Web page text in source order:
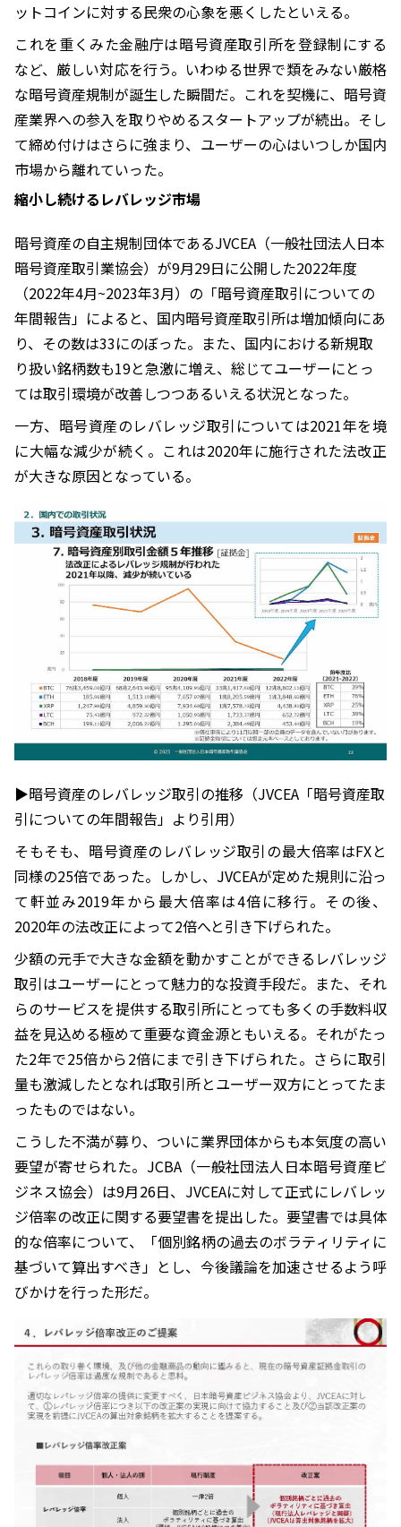
ットコインに対する民衆の心象を悪くしたといえる。
これを重くみた金融庁は暗号資産取引所を登録制にする
など、厳しい対応を行う。いわゆる世界で類をみない厳格
な暗号資産規制が誕生した瞬間だ。これを契機に、暗号資
産業界への参入を取りやめるスタートアップが続出。そし
て締め付けはさらに強まり、ユーザーの心はいつしか国内
市場から離れていった。
縮小し続けるレバレッジ市場
暗号資産の自主規制団体であるJVCEA（一般社団法人日本
暗号資産取引業協会）が9月29日に公開した2022年度
（2022年4月~2023年3月）の「暗号資産取引についての
年間報告」によると、国内暗号資産取引所は増加傾向にあ
り、その数は33にのぼった。また、国内における新規取
り扱い銘柄数も19と急激に増え、総じてユーザーにとっ
ては取引環境が改善しつつあるいえる状況となった。
一方、暗号資産のレバレッジ取引については2021年を境
に大幅な減少が続く。これは2020年に施行された法改正
が大きな原因となっている。
▶︎暗号資産のレバレッジ取引の推移（JVCEA「暗号資産取
引についての年間報告」より引用）
そもそも、暗号資産のレバレッジ取引の最大倍率はFXと
同様の25倍であった。しかし、JVCEAが定めた規則に沿っ
て軒並み2019年から最大倍率は4倍に移行。その後、
2020年の法改正によって2倍へと引き下げられた。
少額の元手で大きな金額を動かすことができるレバレッジ
取引はユーザーにとって魅力的な投資手段だ。また、それ
らのサービスを提供する取引所にとっても多くの手数料収
益を見込める極めて重要な資金源ともいえる。それがたっ
た2年で25倍から2倍にまで引き下げられた。さらに取引
量も激減したとなれば取引所とユーザー双方にとってたま
ったものではない。
こうした不満が募り、ついに業界団体からも本気度の高い
要望が寄せられた。JCBA（一般社団法人日本暗号資産ビ
ジネス協会）は9月26日、JVCEAに対して正式にレバレッ
ジ倍率の改正に関する要望書を提出した。要望書では具体
的な倍率について、「個別銘柄の過去のボラティリティに
基づいて算出すべき」とし、今後議論を加速させるよう呼
びかけを行った形だ。